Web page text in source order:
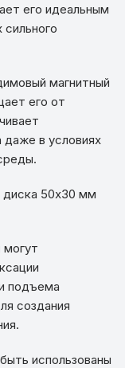
его идеальным
магнитный
его от
даже в условиях
диска 50х30 мм
подъема
создания
использованы